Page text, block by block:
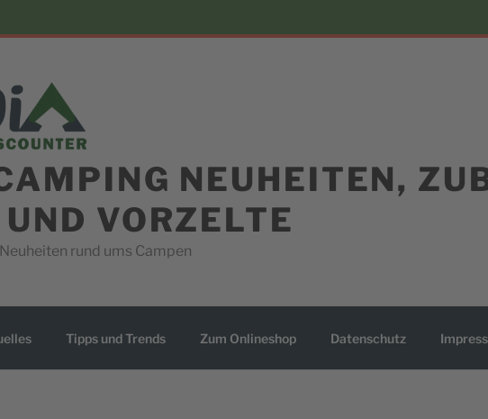
NEUHEITEN,
VORZELTE
rund ums Campen
Tipps und Trends Zum Onlineshop Datenschutz